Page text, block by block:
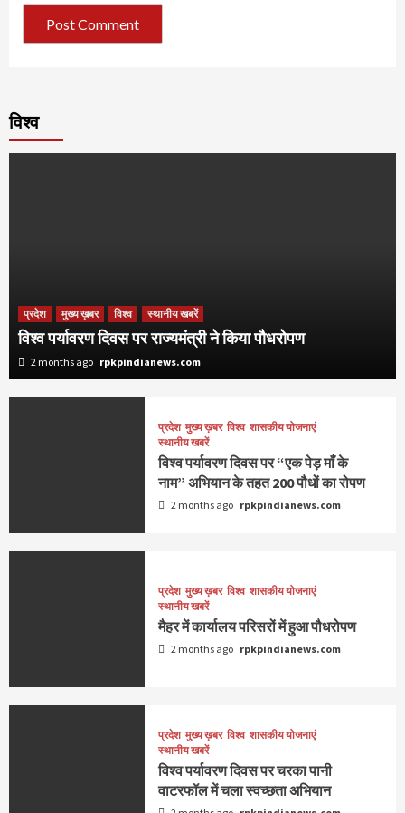
विश्व
प्रदेश मुख्य ख़बर विश्व स्थानीय खबरें
विश्व पर्यावरण दिवस पर राज्यमंत्री ने किया पौधरोपण
2 months ago rpkpindianews.com
प्रदेश मुख्य ख़बर विश्व शासकीय योजनाएं
स्थानीय खबरें
विश्व पर्यावरण दिवस पर “एक पेड़ माँ के
नाम” अभियान के तहत 200 पौधों का रोपण
2 months ago rpkpindianews.com
प्रदेश मुख्य ख़बर विश्व शासकीय योजनाएं
स्थानीय खबरें
मैहर में कार्यालय परिसरों में हुआ पौधरोपण
2 months ago rpkpindianews.com
प्रदेश मुख्य ख़बर विश्व शासकीय योजनाएं
स्थानीय खबरें
विश्व पर्यावरण दिवस पर चरका पानी
वाटरफॉल में चला स्वच्छता अभियान